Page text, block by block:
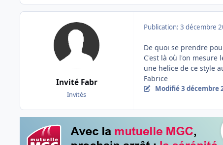
Invité Fabr
Invités
Publication: 3 décembre
De quoi se prendre
C'est là où l'on mesure
une helice de ce style
Fabrice
Modifié3 décembre